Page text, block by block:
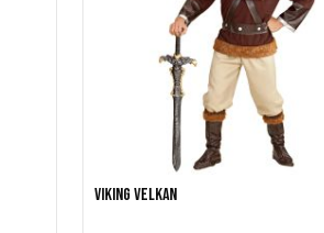
Viking Velkan